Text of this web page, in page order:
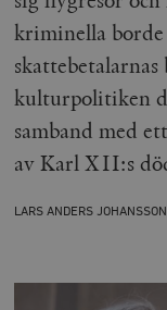
kriminella
kulturpolitiken
samband med
av Karl XII:s
LARS ANDERS